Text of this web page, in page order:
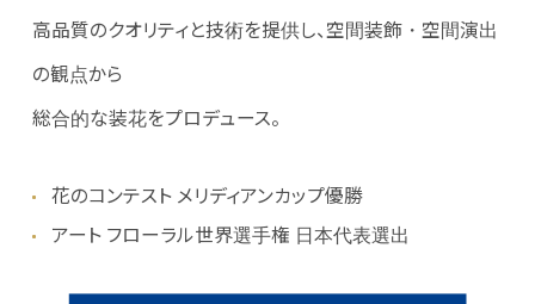
高品質のクオリティと技術を提供し、空間装飾・空間演出
の観点から
総合的な装花をプロデュース。
花のコンテスト メリディアンカップ優勝
アート フローラル世界選手権 日本代表選出